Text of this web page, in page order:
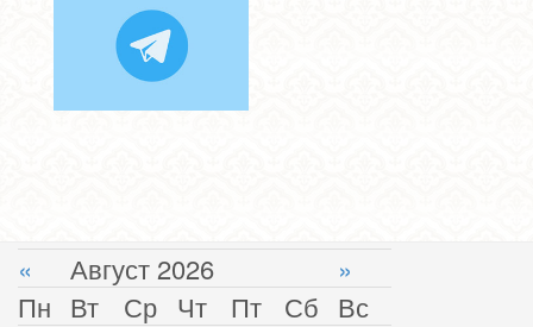
« Август 2026
»
Пн Вт Ср Чт Пт Сб Вс